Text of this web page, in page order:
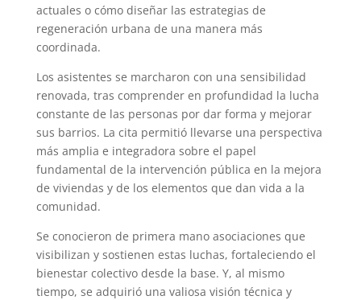
actuales o cómo diseñar las estrategias de
regeneración urbana de una manera más
coordinada.
Los asistentes se marcharon con una sensibilidad
renovada, tras comprender en profundidad la lucha
constante de las personas por dar forma y mejorar
sus barrios. La cita permitió llevarse una perspectiva
más amplia e integradora sobre el papel
fundamental de la intervención pública en la mejora
de viviendas y de los elementos que dan vida a la
comunidad.
Se conocieron de primera mano asociaciones que
visibilizan y sostienen estas luchas, fortaleciendo el
bienestar colectivo desde la base. Y, al mismo
tiempo, se adquirió una valiosa visión técnica y